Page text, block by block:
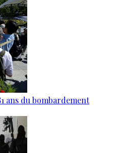
ans du bombardement